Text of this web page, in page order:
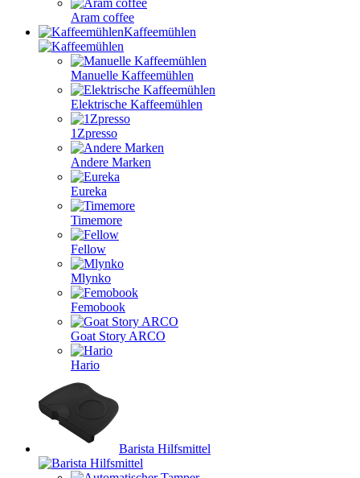
Aram coffee
Kaffeemühlen
Manuelle Kaffeemühlen
Elektrische Kaffeemühlen
1Zpresso
Andere Marken
Eureka
Timemore
Fellow
Mlynko
Femobook
Goat Story ARCO
Hario
Barista Hilfsmittel